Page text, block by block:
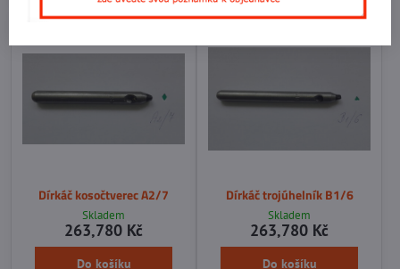
Dírkáč kosočtverec A2/7
Skladem
263,780 Kč
Do košíku
Dírkáč trojúhelník B1/6
Skladem
263,780 Kč
Do košíku